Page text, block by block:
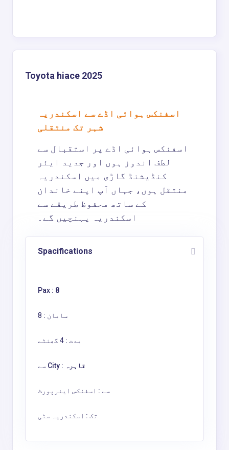
Toyota hiace 2025
اسفنکس ہوائی اڈے سے اسکندریہ
شہر تک منتقلی
اسفنکس ہوائی اڈے پر استقبال سے
لطف اندوز ہوں اور جدید ایئر
کنڈیشنڈ گاڑی میں اسکندریہ
منتقل ہوں، جہاں آپ اپنے خاندان
کے ساتھ محفوظ طریقے سے
اسکندریہ پہنچیں گے۔
Spacifications
Pax : 8
سامان :
مدت :
سے City : قاہرہ
سے : اسفنکس ایئرپورٹ
تک : اسکندریہ سٹی